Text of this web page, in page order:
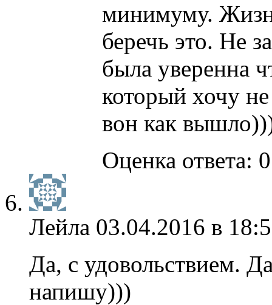
минимуму.
беречь это. Не
была уверенна
который хочу
вон как
Оценка ответа:
Лейла 03.04.2016 в
Да, с удовольствием.
напишу)))